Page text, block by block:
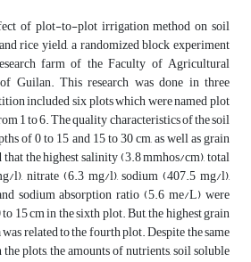
of plot-to-plot irrigation method on soil
rice yield, a randomized block experiment
farm of the Faculty of Agricultural
Guilan. This research was done in three
included six plots which were named plot
1 to 6. The quality characteristics of the soil
of 0 to 15 and 15 to 30 cm, as well as grain
the highest salinity (3.8 mmhos/cm), total
l), nitrate (6.3 mg/l), sodium (407.5 mg/l),
sodium absorption ratio (5.6 me/L) were
15 cm in the sixth plot. But, the highest grain
related to the fourth plot. Despite the same
plots, the amounts of nutrients, soil soluble